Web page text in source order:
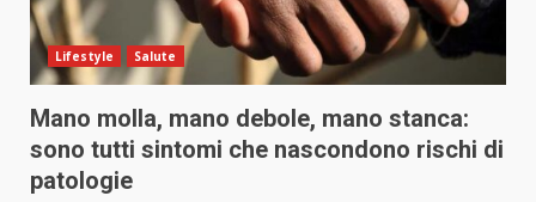
Lifestyle Salute
Mano molla, mano debole, mano stanca:
sono tutti sintomi che nascondono rischi di
patologie